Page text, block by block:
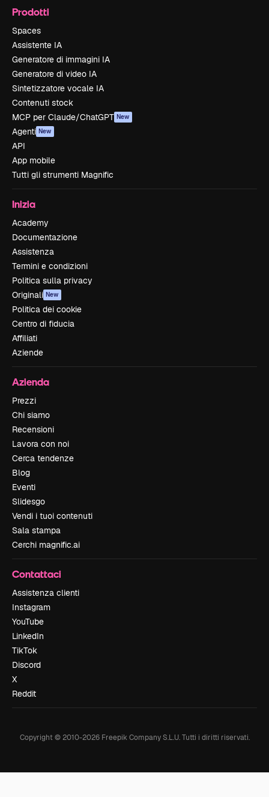
Prodotti
Spaces
Assistente IA
Generatore di immagini IA
Generatore di video IA
Sintetizzatore vocale IA
Contenuti stock
MCP per Claude/ChatGPT New
Agenti New
API
App mobile
Tutti gli strumenti Magnific
Inizia
Academy
Documentazione
Assistenza
Termini e condizioni
Politica sulla privacy
Originali New
Politica dei cookie
Centro di fiducia
Affiliati
Aziende
Azienda
Prezzi
Chi siamo
Recensioni
Lavora con noi
Cerca tendenze
Blog
Eventi
Slidesgo
Vendi i tuoi contenuti
Sala stampa
Cerchi magnific.ai
Contattaci
Assistenza clienti
Instagram
YouTube
LinkedIn
TikTok
Discord
X
Reddit
Copyright © 2010-2026Freepik Company S.L.U. Tutti i diritti riservati.